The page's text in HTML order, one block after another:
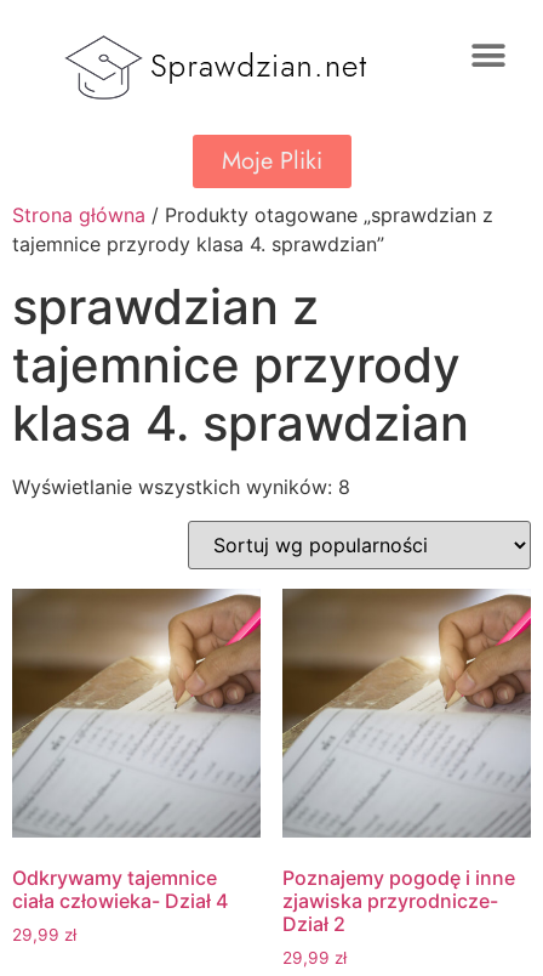
Moje Pliki
Strona główna / Produkty otagowane „sprawdzian z
tajemnice przyrody klasa 4. sprawdzian”
sprawdzian z
tajemnice przyrody
klasa 4. sprawdzian
Wyświetlanie wszystkich wyników: 8
Odkrywamy tajemnice
ciała człowieka- Dział 4
29,99 zł
Poznajemy pogodę i inne
zjawiska przyrodnicze-
Dział 2
29,99 zł